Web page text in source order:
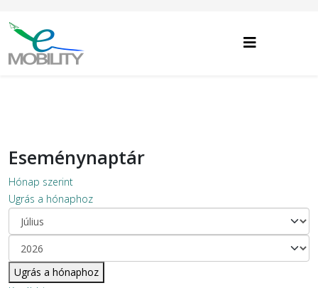
Eseménynaptár
Hónap szerint
Ugrás a hónaphoz
Ugrás a hónaphoz